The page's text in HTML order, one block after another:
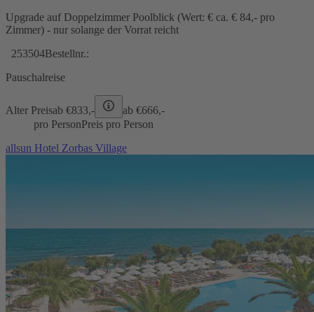
Upgrade auf Doppelzimmer Poolblick (Wert: € ca. € 84,- pro
Zimmer) - nur solange der Vorrat reicht
253504Bestellnr.:
Pauschalreise
Alter Preisab €833,- ab €666,-
pro PersonPreis pro Person
allsun Hotel Zorbas Village